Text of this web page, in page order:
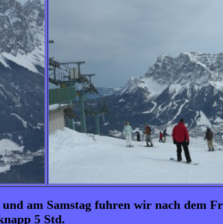
am Samstag fuhren wir nach dem
5 Std.